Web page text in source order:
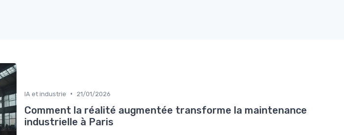
IA et industrie • 21/01/2026
Comment la réalité augmentée transforme la maintenance
industrielle à Paris